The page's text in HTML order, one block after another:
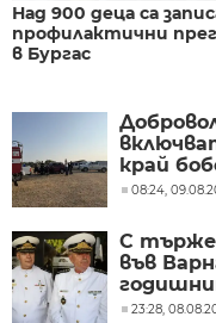
Над 900 деца са
профилактични
в Бургас
край
могила
08:24,
С
във
23:28,